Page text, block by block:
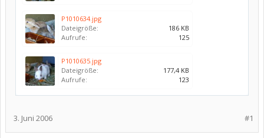
P1010634.jpg
Dateigröße:
186 KB
Aufrufe:
125
P1010635.jpg
Dateigröße:
177,4 KB
Aufrufe:
123
#1
3. Juni 2006